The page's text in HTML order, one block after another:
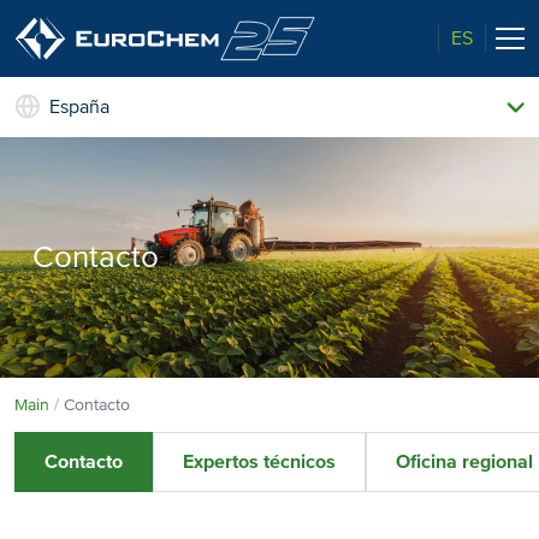
ES
Nuestros productos
El perfil de un líder
Calidad superior
Medio ambiente
Información técnica
Noticias y eventos
Contacto
España
Contacto
Main Contacto
Contacto Expertos técnicos Oficina regional